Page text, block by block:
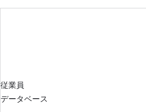
従業員
データベース